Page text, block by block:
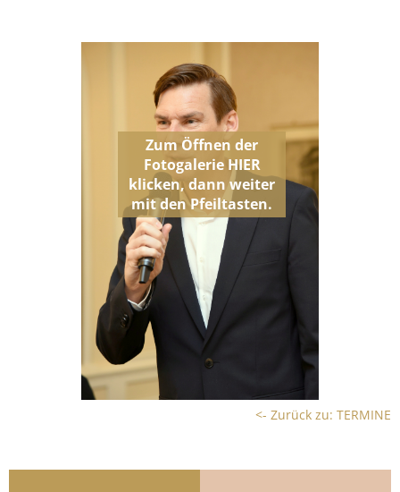
<- Zurück zu: TERMINE